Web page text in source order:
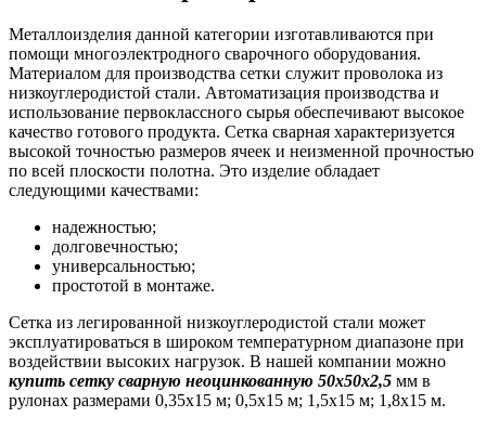
Металлоизделия данной категории изготавливаются при
помощи многоэлектродного сварочного оборудования.
Материалом для производства сетки служит проволока из
низкоуглеродистой стали. Автоматизация производства и
использование первоклассного сырья обеспечивают высокое
качество готового продукта. Сетка сварная характеризуется
высокой точностью размеров ячеек и неизменной прочностью
по всей плоскости полотна. Это изделие обладает
следующими качествами:
надежностью;
долговечностью;
универсальностью;
простотой в монтаже.
Сетка из легированной низкоуглеродистой стали может
эксплуатироваться в широком температурном диапазоне при
воздействии высоких нагрузок. В нашей компании можно
купить сетку сварную неоцинкованную 50х50х2,5 мм в
рулонах размерами 0,35х15 м; 0,5х15 м; 1,5х15 м; 1,8х15 м.